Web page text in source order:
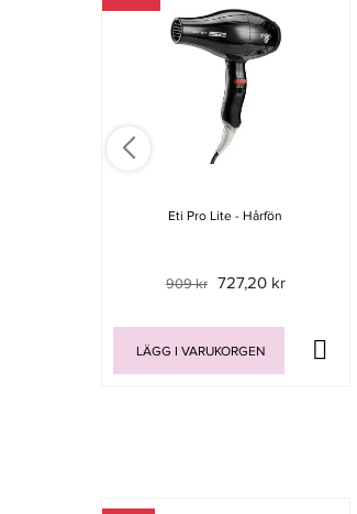
Eti Pro Lite - Hårfön
909 kr 727,20 kr
LÄGG I VARUKORGEN